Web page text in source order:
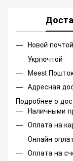
Новой почтой
Укрпочтой
Meest
Адресная
Подробнее о
Наличными
Оплата на
Онлайн
Оплата на